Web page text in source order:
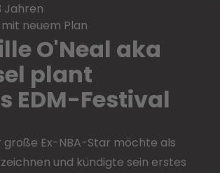
Jahren
neuem Plan
O'Neal aka
plant
EDM-Festival
große Ex-NBA-Star möchte als
und kündigte sein erstes